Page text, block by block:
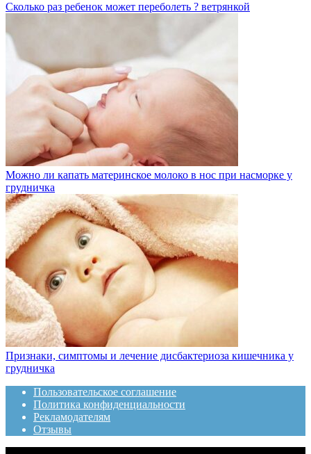
Сколько раз ребенок может переболеть ? ветрянкой
Можно ли капать материнское молоко в нос при насморке у
грудничка
Признаки, симптомы и лечение дисбактериоза кишечника у
грудничка
Пользовательское соглашение
Политика конфиденциальности
Рекламодателям
Отзывы